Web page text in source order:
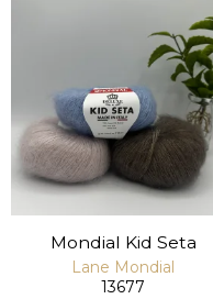
Mondial Kid Seta
Lane Mondial
13677